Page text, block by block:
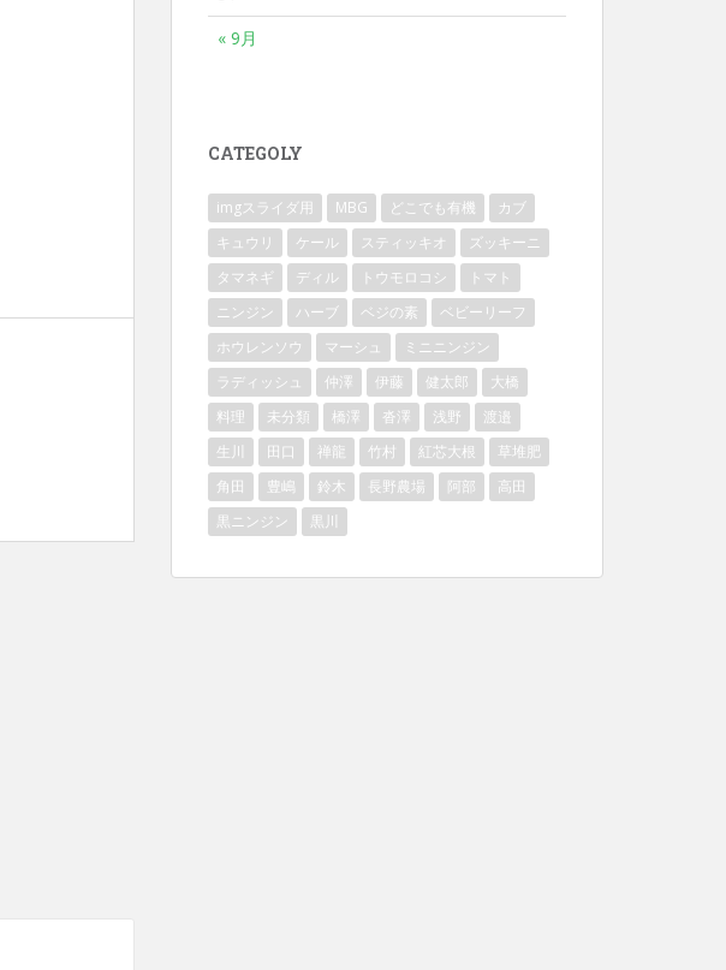
« 9月
CATEGOLY
imgスライダ用 MBG どこでも有機
カブ
キュウリ
ケール スティッキオ
ズッキーニ
タマネギ
ディル トウモロコシ
トマト
ニンジン
ハーブ ベジの素
ベビーリーフ
ホウレンソウ
マーシュ
ミニニンジン
ラディッシュ
仲澤 伊藤 健太郎
大橋
料理
未分類 橋澤 沓澤 浅野
渡邉
生川
田口 禅龍 竹村 紅芯大根
草堆肥
角田
豊嶋 鈴木 長野農場 阿部
高田
黒ニンジン
黒川